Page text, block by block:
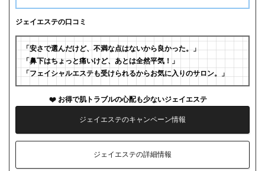
ジェイエステの口コミ
「安さで選んだけど、不満な点はないから良かった。」
「鼻下はちょっと痛いけど、あとは全然平気！」
「フェイシャルエステも受けられるからお気に入りのサロン。」
お得で肌トラブルの心配も少ないジェイエステ
ジェイエステのキャンペーン情報
ジェイエステの詳細情報